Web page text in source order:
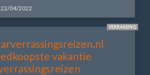
04/2022
VERRASSING
vakantie